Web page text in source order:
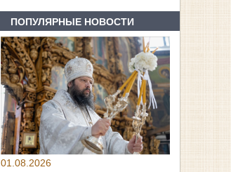
ПОПУЛЯРНЫЕ НОВОСТИ
01.08.2026